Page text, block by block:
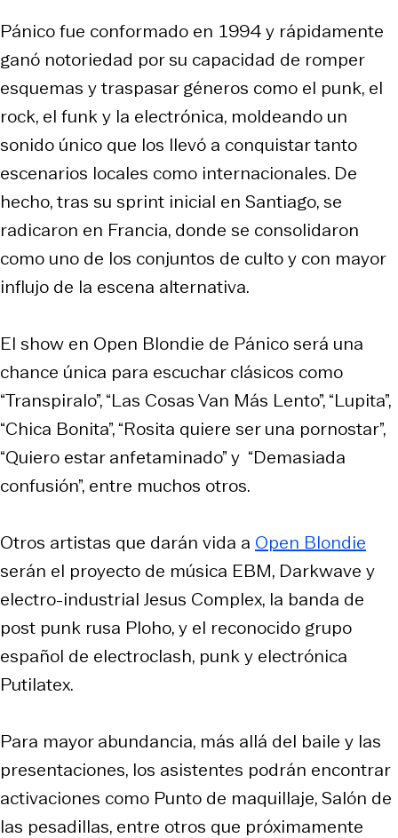
Pánico fue conformado en 1994 y rápidamente
ganó notoriedad por su capacidad de romper
esquemas y traspasar géneros como el punk, el
rock, el funk y la electrónica, moldeando un
sonido único que los llevó a conquistar tanto
escenarios locales como internacionales. De
hecho, tras su sprint inicial en Santiago, se
radicaron en Francia, donde se consolidaron
como uno de los conjuntos de culto y con mayor
influjo de la escena alternativa.
El show en Open Blondie de Pánico será una
chance única para escuchar clásicos como
“Transpiralo”, “Las Cosas Van Más Lento”, “Lupita”,
“Chica Bonita”, “Rosita quiere ser una pornostar”,
“Quiero estar anfetaminado” y “Demasiada
confusión”, entre muchos otros.
Otros artistas que darán vida a Open Blondie
serán el proyecto de música EBM, Darkwave y
electro-industrial Jesus Complex, la banda de
post punk rusa Ploho, y el reconocido grupo
español de electroclash, punk y electrónica
Putilatex.
Para mayor abundancia, más allá del baile y las
presentaciones, los asistentes podrán encontrar
activaciones como Punto de maquillaje, Salón de
las pesadillas, entre otros que próximamente